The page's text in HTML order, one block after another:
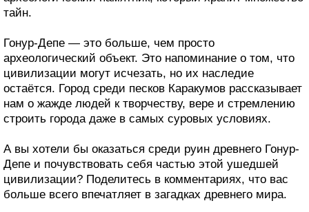
тайн.
Гонур-Депе — это больше, чем просто
археологический объект. Это напоминание о том, что
цивилизации могут исчезать, но их наследие
остаётся. Город среди песков Каракумов рассказывает
нам о жажде людей к творчеству, вере и стремлению
строить города даже в самых суровых условиях.
А вы хотели бы оказаться среди руин древнего Гонур-
Депе и почувствовать себя частью этой ушедшей
цивилизации? Поделитесь в комментариях, что вас
больше всего впечатляет в загадках древнего мира.